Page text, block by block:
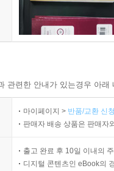
관련한 안내가 있는경우 아
마이페이지 > 반품/교환 신
판매자 배송 상품은 판매자
출고 완료 후 10일 이내의
디지털 콘텐츠인 eBook의